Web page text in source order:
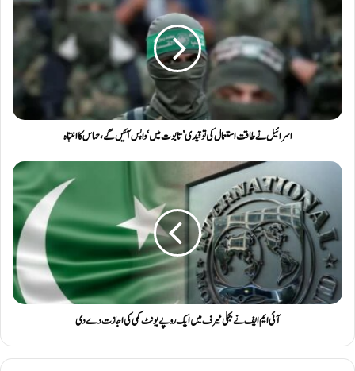
اسرائیل نے طاقت استعمال کی تو قیدی ’تابوت میں‘ واپس آئیں گے، حماس کا انتباہ
آئی ایم ایف نے بجلی ٹیرف میں ایک روپے یونٹ کمی کی اجازت دے دی